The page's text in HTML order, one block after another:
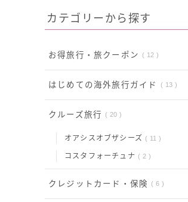
カテゴリーから探す
お得旅行・旅クーポン 12
はじめての海外旅行ガイド 13
クルーズ旅行 20
オアシスオブザシーズ 11
コスタフォーチュナ 2
クレジットカード・保険 6